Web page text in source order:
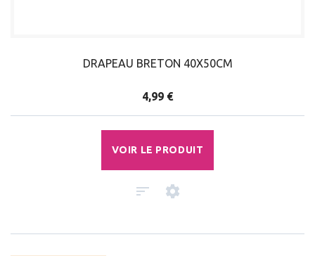
DRAPEAU BRETON 40X50CM
4,99 €
VOIR LE PRODUIT